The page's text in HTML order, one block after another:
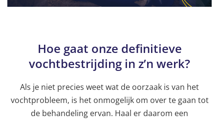
Hoe gaat onze definitieve
vochtbestrijding in z’n werk?
Als je niet precies weet wat de oorzaak is van het
vochtprobleem, is het onmogelijk om over te gaan tot
de behandeling ervan. Haal er daarom een